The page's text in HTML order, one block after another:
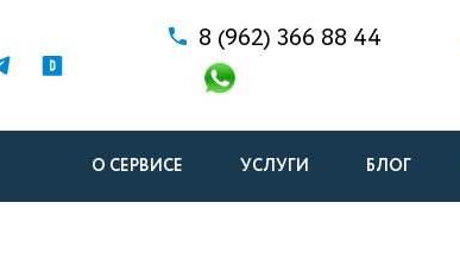
8 (962) 366 88 44
О СЕРВИСЕ УСЛУГИ БЛОГ